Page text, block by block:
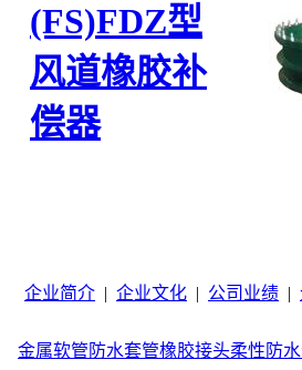
(FS)FDZ型
风道橡胶补
偿器
企业简介 | 企业文化 | 公司业绩 |
金属软管 防水套管橡胶接头柔性防